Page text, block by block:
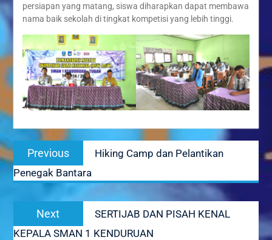
persiapan yang matang, siswa diharapkan dapat membawa
nama baik sekolah di tingkat kompetisi yang lebih tinggi.
Navigasi
posPrevious
post:
Hiking Camp dan Pelantikan
Penegak Bantara
Next
post:
SERTIJAB DAN PISAH KENAL
KEPALA SMAN 1 KENDURUAN